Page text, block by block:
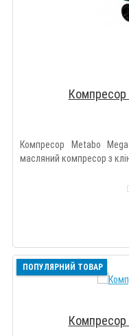
Компресор
Компресор Metabo
масляний компресор з
ПОПУЛЯРНИЙ ТОВАР
Компресор